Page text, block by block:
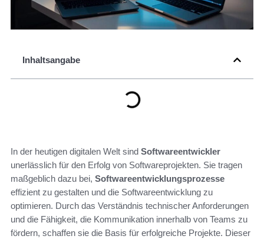
Inhaltsangabe
In der heutigen digitalen Welt sind Softwareentwickler
unerlässlich für den Erfolg von Softwareprojekten. Sie tragen
maßgeblich dazu bei, Softwareentwicklungsprozesse
effizient zu gestalten und die Softwareentwicklung zu
optimieren. Durch das Verständnis technischer Anforderungen
und die Fähigkeit, die Kommunikation innerhalb von Teams zu
fördern, schaffen sie die Basis für erfolgreiche Projekte. Dieser